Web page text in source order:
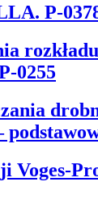
P-
rozkładu
0255
Voges-